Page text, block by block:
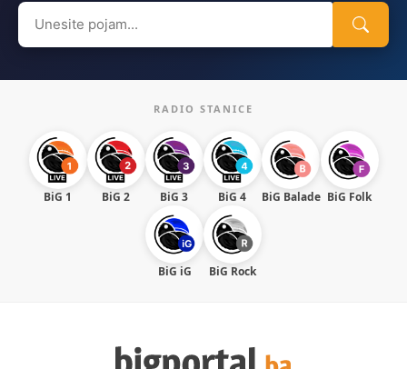
Search
for:
RADIO STANICE
BiG 1 BiG 2 BiG 3 BiG 4 BiG Balade BiG Folk
BiG iG BiG Rock